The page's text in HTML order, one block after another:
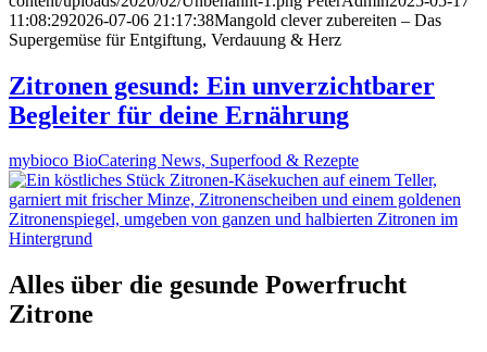
11:08:292026-07-06 21:17:38Mangold clever zubereiten – Das
Supergemüse für Entgiftung, Verdauung & Herz
Zitronen gesund: Ein unverzichtbarer
Begleiter für deine Ernährung
mybioco BioCatering News, Superfood & Rezepte
Alles über die gesunde Powerfrucht
Zitrone